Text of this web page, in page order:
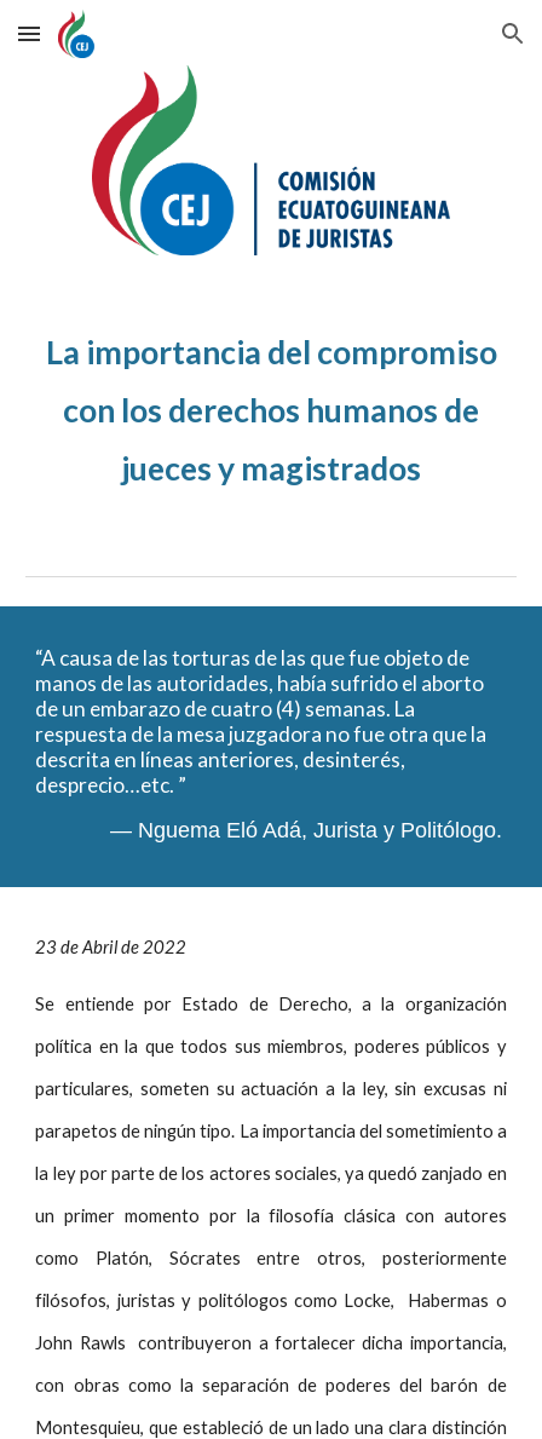
Skip to main content Skip to navigation
La importancia del compromiso
con los derechos humanos de
jueces y magistrados
“A causa de las torturas de las que fue objeto de
manos de las autoridades, había sufrido el aborto
de un embarazo de cuatro (4) semanas. La
respuesta de la mesa juzgadora no fue otra que la
descrita en líneas anteriores, desinterés,
desprecio…etc. ”
— Nguema Eló Adá, Jurista y Politólogo.
23 de Abril de 2022
Se entiende por Estado de Derecho, a la organización
política en la que todos sus miembros, poderes públicos y
particulares, someten su actuación a la ley, sin excusas ni
parapetos de ningún tipo. La importancia del sometimiento a
la ley por parte de los actores sociales, ya quedó zanjado en
un primer momento por la filosofía clásica con autores
como Platón, Sócrates entre otros, posteriormente
filósofos, juristas y politólogos como Locke, Habermas o
John Rawls contribuyeron a fortalecer dicha importancia,
con obras como la separación de poderes del barón de
Montesquieu, que estableció de un lado una clara distinción